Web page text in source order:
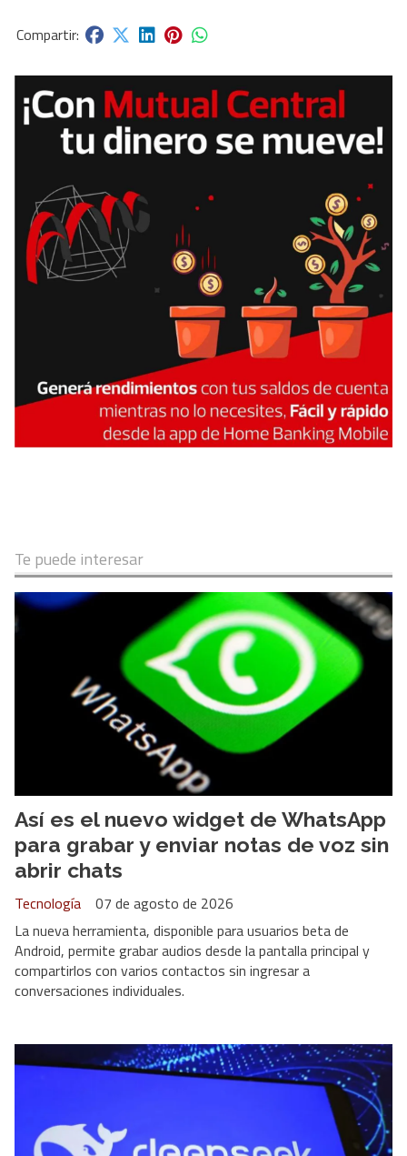
Te puede interesar
Así es el nuevo widget de WhatsApp
para grabar y enviar notas de voz sin
abrir chats
Tecnología
07 de agosto de 2026
La nueva herramienta, disponible para usuarios beta de
Android, permite grabar audios desde la pantalla principal y
compartirlos con varios contactos sin ingresar a
conversaciones individuales.